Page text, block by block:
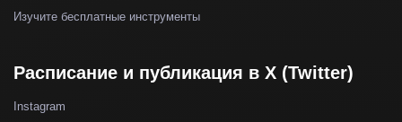
Изучите бесплатные инструменты
Расписание и публикация в X (Twitter)
Instagram